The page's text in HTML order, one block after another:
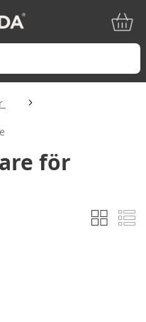
för
Visa
som
Rutnät